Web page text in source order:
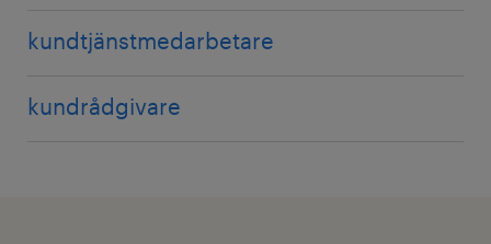
kundtjänstmedarbetare
kundrådgivare